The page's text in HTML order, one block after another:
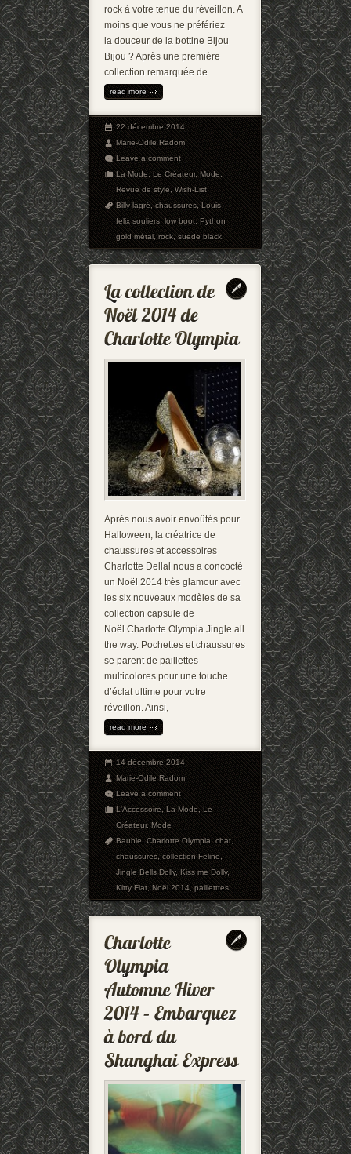
rock à votre tenue du réveillon. A
moins que vous ne préfériez
la douceur de la bottine Bijou
Bijou ? Après une première
collection remarquée de
read more
22 décembre 2014
Marie-Odile Radom
Leave a comment
La Mode,Le Créateur,Mode,
Revue de style,Wish-List
Billy lagré,chaussures,Louis
felix souliers,low boot,Python
gold métal,rock,suede black
Après nous avoir envoûtés pour
Halloween, la créatrice de
chaussures et accessoires
Charlotte Dellal nous a concocté
un Noël 2014 très glamour avec
les six nouveaux modèles de sa
collection capsule de
Noël Charlotte Olympia Jingle all
the way. Pochettes et chaussures
se parent de paillettes
multicolores pour une touche
d’éclat ultime pour votre
réveillon. Ainsi,
read more
14 décembre 2014
Marie-Odile Radom
Leave a comment
L'Accessoire,La Mode,Le
Créateur,Mode
Bauble,Charlotte Olympia,chat,
chaussures,collection Feline,
Jingle Bells Dolly,Kiss me Dolly,
Kitty Flat,Noël 2014,pailletttes